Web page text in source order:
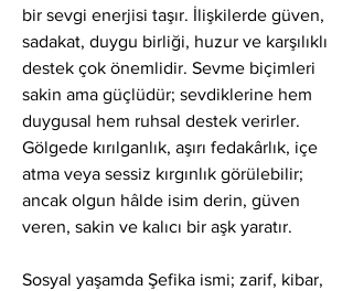
bir sevgi enerjisi taşır. İlişkilerde güven,
sadakat, duygu birliği, huzur ve karşılıklı
destek çok önemlidir. Sevme biçimleri
sakin ama güçlüdür; sevdiklerine hem
duygusal hem ruhsal destek verirler.
Gölgede kırılganlık, aşırı fedakârlık, içe
atma veya sessiz kırgınlık görülebilir;
ancak olgun hâlde isim derin, güven
veren, sakin ve kalıcı bir aşk yaratır.
Sosyal yaşamda Şefika ismi; zarif, kibar,